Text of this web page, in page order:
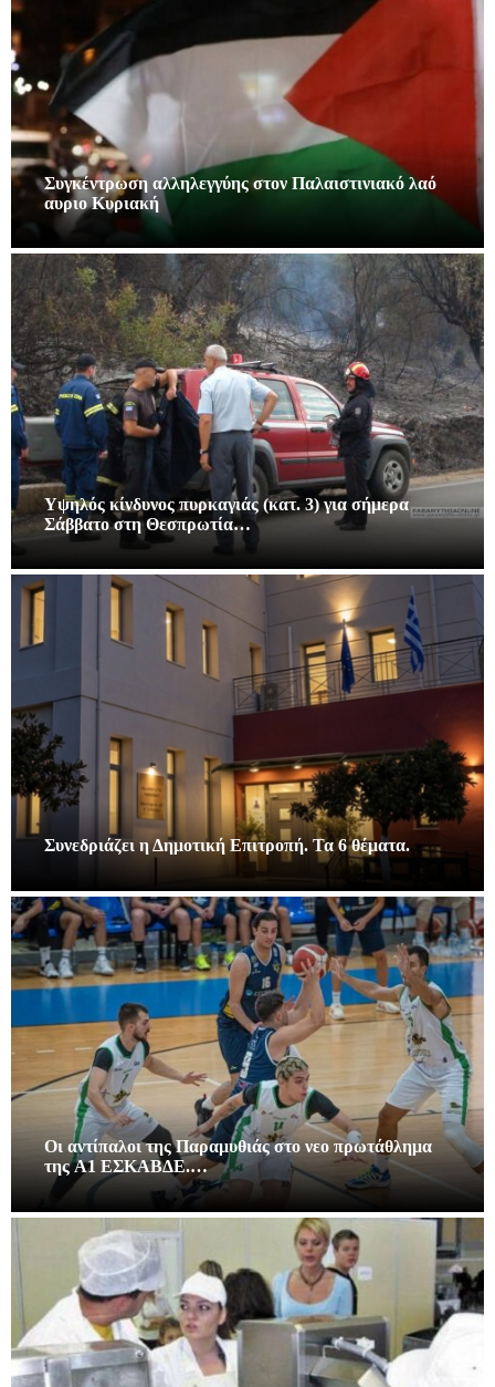
Συγκέντρωση αλληλεγγύης στον Παλαιστινιακό λαό
αυριο Κυριακή
Υψηλός κίνδυνος πυρκαγιάς (κατ. 3) για σήμερα
Σάββατο στη Θεσπρωτία…
Συνεδριάζει η Δημοτική Επιτροπή. Τα 6 θέματα.
Οι αντίπαλοι της Παραμυθιάς στο νεο πρωτάθλημα
της A1 ΕΣΚΑΒΔΕ.…